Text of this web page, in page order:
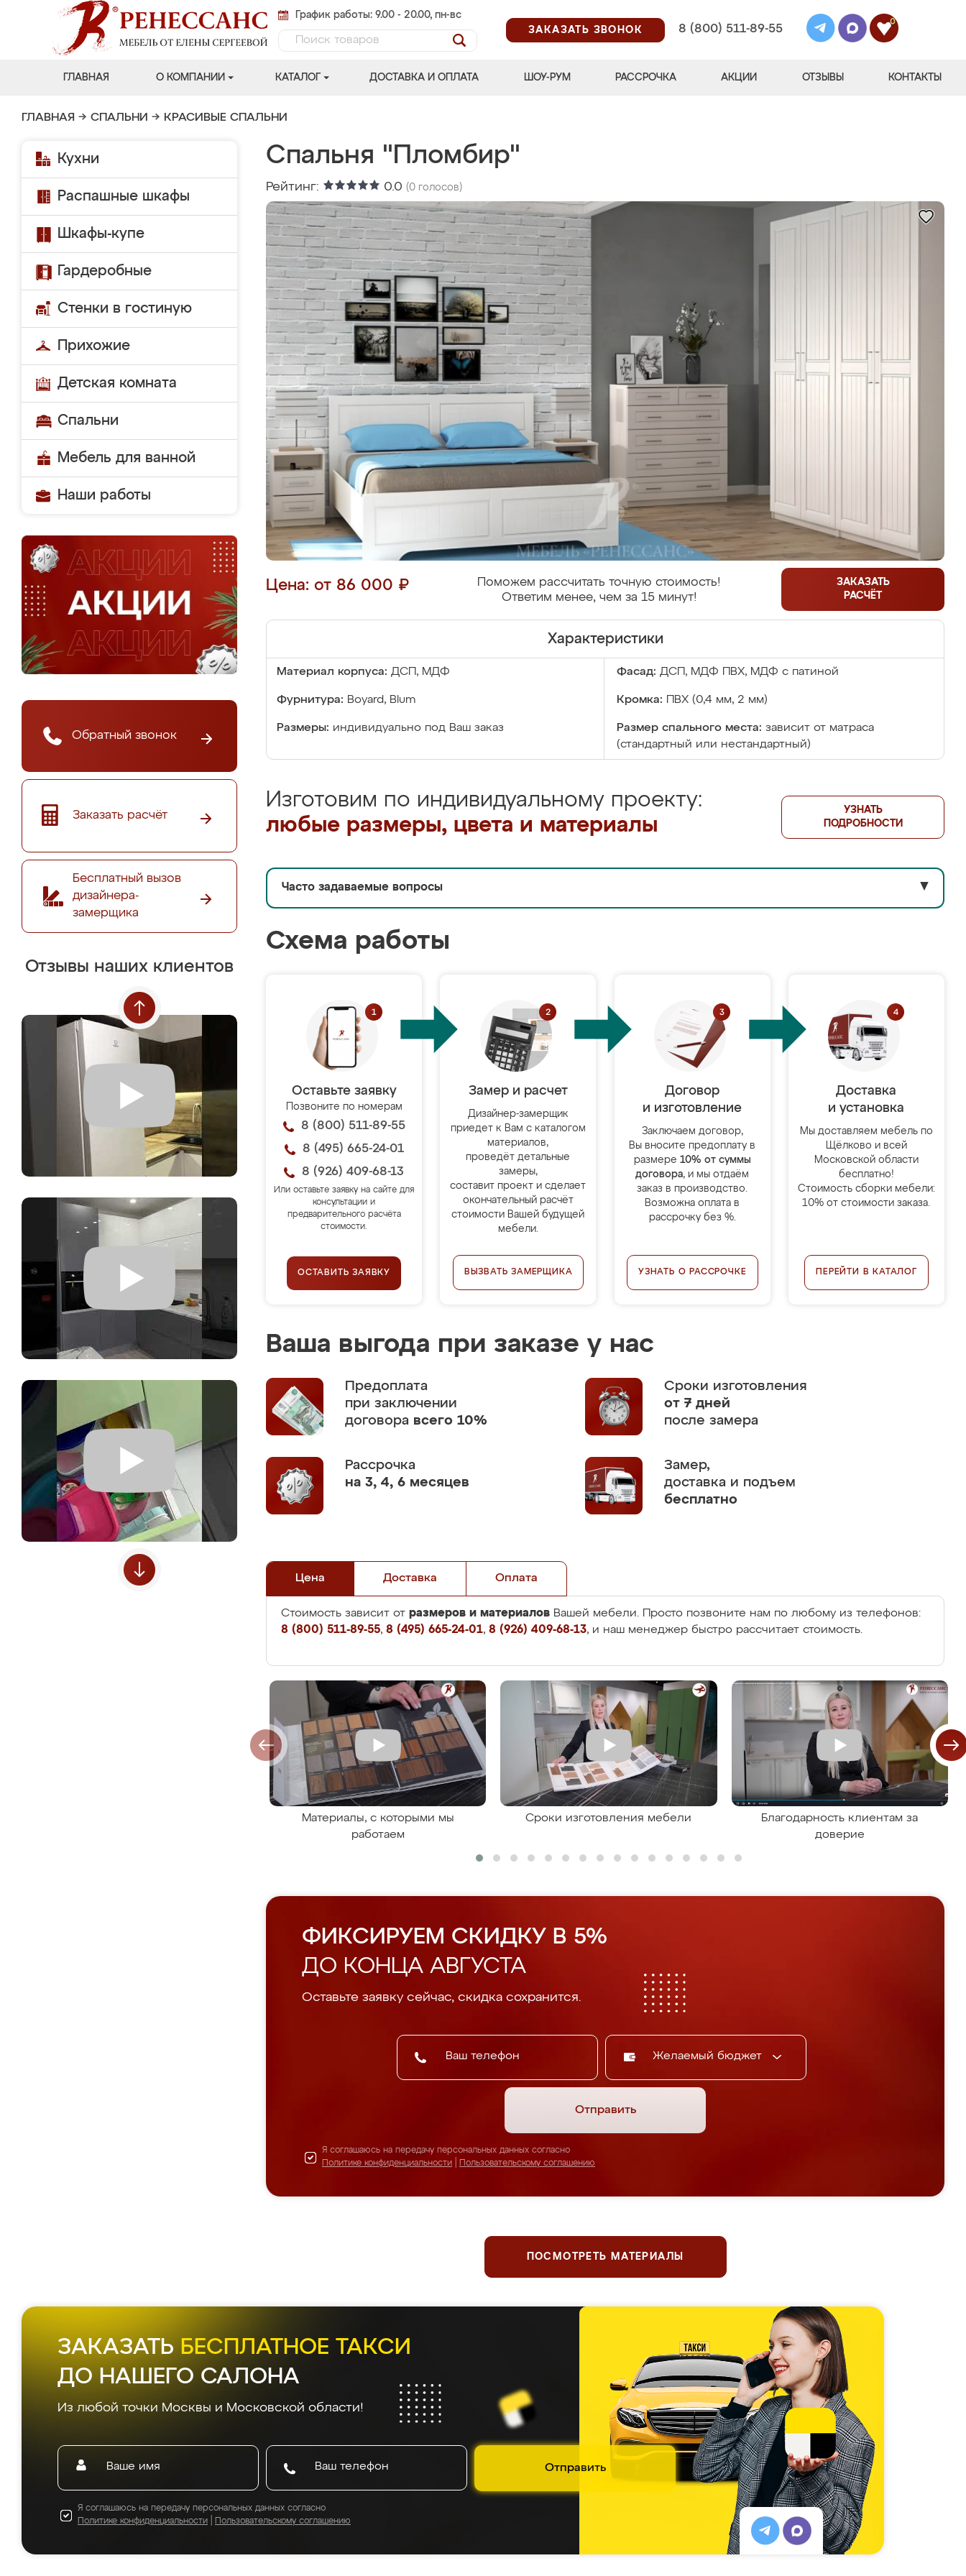
График работы: 9.00 - 20.00, пн-вс
ЗАКАЗАТЬ ЗВОНОК
8 (800) 511-89-55
0
ГЛАВНАЯ О КОМПАНИИ КАТАЛОГ ДОСТАВКА И ОПЛАТА ШОУ-РУМ РАССРОЧКА АКЦИИ ОТЗЫВЫ КОНТАКТЫ
ГЛАВНАЯ → СПАЛЬНИ → КРАСИВЫЕ СПАЛЬНИ
Кухни
Распашные шкафы
Шкафы-купе
Гардеробные
Стенки в гостиную
Прихожие
Детская комната
Спальни
Мебель для ванной
Наши работы
Обратный звонок
Заказать расчёт
Бесплатный вызов
дизайнера-
замерщика
Отзывы наших клиентов
Спальня "Пломбир"
Рейтинг: 0.0 (0 голосов)
Цена: от 86 000 ₽
Поможем рассчитать точную стоимость!
Ответим менее, чем за 15 минут!
ЗАКАЗАТЬ
РАСЧЁТ
Характеристики
Материал корпуса: ДСП, МДФ Фасад: ДСП, МДФ ПВХ, МДФ с патиной
Фурнитура: Boyard, Blum Кромка: ПВХ (0,4 мм, 2 мм)
Размеры: индивидуально под Ваш заказ Размер спального места: зависит от матраса
(стандартный или нестандартный)
Изготовим по индивидуальному проекту:
любые размеры, цвета и материалы
УЗНАТЬ
ПОДРОБНОСТИ
Часто задаваемые вопросы ▼
Схема работы
Оставьте заявку
Позвоните по номерам
8 (800) 511-89-55
8 (495) 665-24-01
8 (926) 409-68-13
Или оставьте заявку на сайте для
консультации и
предварительного расчёта
стоимости.
ОСТАВИТЬ ЗАЯВКУ
Замер и расчет
Дизайнер-замерщик
приедет к Вам с каталогом
материалов,
проведёт детальные
замеры,
составит проект и сделает
окончательный расчёт
стоимости Вашей будущей
мебели.
ВЫЗВАТЬ ЗАМЕРЩИКА
Договор
и изготовление
Заключаем договор,
Вы вносите предоплату в
размере 10% от суммы
договора, и мы отдаём
заказ в производство.
Возможна оплата в
рассрочку без %.
УЗНАТЬ О РАССРОЧКЕ
Доставка
и установка
Мы доставляем мебель по
Щёлково и всей
Московской области
бесплатно!
Стоимость сборки мебели:
10% от стоимости заказа.
ПЕРЕЙТИ В КАТАЛОГ
Ваша выгода при заказе у нас
Предоплата
при заключении
договора всего 10%
Сроки изготовления
от 7 дней
после замера
Рассрочка
на 3, 4, 6 месяцев
Замер,
доставка и подъем
бесплатно
Цена Доставка Оплата
Стоимость зависит от размеров и материалов Вашей мебели. Просто позвоните нам по любому из телефонов:
8 (800) 511-89-55, 8 (495) 665-24-01, 8 (926) 409-68-13, и наш менеджер быстро рассчитает стоимость.
Материалы, с которыми мы
работаем
Сроки изготовления мебели
Благодарность клиентам за
доверие
ФИКСИРУЕМ СКИДКУ В 5%
ДО КОНЦА АВГУСТА
Оставьте заявку сейчас, скидка сохранится.
Желаемый бюджет
Отправить
Я соглашаюсь на передачу персональных данных согласно
Политике конфиденциальности
Пользовательскому соглашению
ПОСМОТРЕТЬ МАТЕРИАЛЫ
ЗАКАЗАТЬ БЕСПЛАТНОЕ ТАКСИ
ДО НАШЕГО САЛОНА
Из любой точки Москвы и Московской области!
Отправить
Я соглашаюсь на передачу персональных данных согласно
Политике конфиденциальности
Пользовательскому соглашению